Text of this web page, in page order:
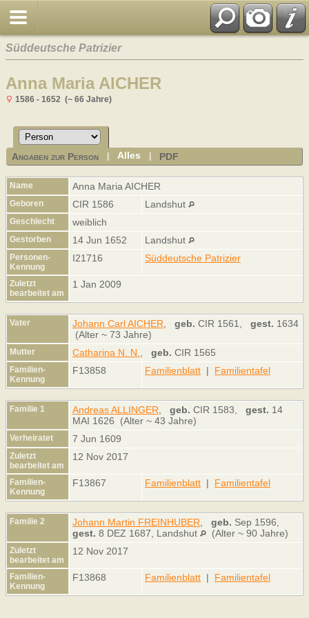
Süddeutsche Patrizier
Anna Maria AICHER
1586 - 1652 (~ 66 Jahre)
Angaben zur Person |Alles PDF
Name Anna Maria AICHER
Geboren CIR 1586 Landshut
Geschlecht weiblich
Gestorben 14 Jun 1652 Landshut
Personen-
Kennung
I21716 Süddeutsche Patrizier
Zuletzt
bearbeitet am
1 Jan 2009
Vater Johann Carl AICHER geb. CIR 1561, gest. 1634
(Alter ~ 73 Jahre)
Mutter Catharina N. N. geb. CIR 1565
Familien-
Kennung
F13858 Familienblatt | Familientafel
Familie 1 Andreas ALLINGER geb. CIR 1583, gest. 14
MAI 1626 (Alter ~ 43 Jahre)
Verheiratet 7 Jun 1609
Zuletzt
bearbeitet am
12 Nov 2017
Familien-
Kennung
F13867 Familienblatt | Familientafel
Familie 2 Johann Martin FREINHUBER geb. Sep 1596,
gest. 8 DEZ 1687, Landshut (Alter ~ 90 Jahre)
Zuletzt
bearbeitet am
12 Nov 2017
Familien-
Kennung
F13868 Familienblatt | Familientafel